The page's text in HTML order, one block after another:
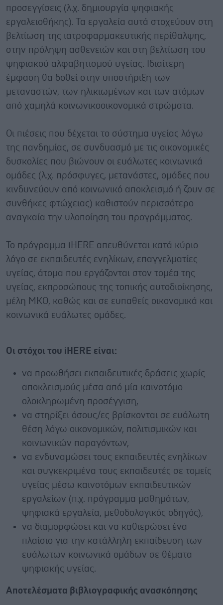
προσεγγίσεις (λ.χ. δημιουργία ψηφιακής
εργαλειοθήκης). Τα εργαλεία αυτά στοχεύουν στη
βελτίωση της ιατροφαρμακευτικής περίθαλψης,
στην πρόληψη ασθενειών και στη βελτίωση του
ψηφιακού αλφαβητισμού υγείας. Ιδιαίτερη
έμφαση θα δοθεί στην υποστήριξη των
μεταναστών, των ηλικιωμένων και των ατόμων
από χαμηλά κοινωνικοοικονομικά στρώματα.
Οι πιέσεις που δέχεται το σύστημα υγείας λόγω
της πανδημίας, σε συνδυασμό με τις οικονομικές
δυσκολίες που βιώνουν οι ευάλωτες κοινωνικά
ομάδες (λ.χ. πρόσφυγες, μετανάστες, ομάδες που
κινδυνεύουν από κοινωνικό αποκλεισμό ή ζουν σε
συνθήκες φτώχειας) καθιστούν περισσότερο
αναγκαία την υλοποίηση του προγράμματος.
Το πρόγραμμα iHERE απευθύνεται κατά κύριο
λόγο σε εκπαιδευτές ενηλίκων, επαγγελματίες
υγείας, άτομα που εργάζονται στον τομέα της
υγείας, εκπροσώπους της τοπικής αυτοδιοίκησης,
μέλη ΜΚΟ, καθώς και σε ευπαθείς οικονομικά και
κοινωνικά ευάλωτες ομάδες.
Οι στόχοι του iHERE είναι:
να προωθήσει εκπαιδευτικές δράσεις χωρίς
αποκλεισμούς μέσα από μία καινοτόμο
ολοκληρωμένη προσέγγιση,
να στηρίξει όσους/ες βρίσκονται σε ευάλωτη
θέση λόγω οικονομικών, πολιτισμικών και
κοινωνικών παραγόντων,
να ενδυναμώσει τους εκπαιδευτές ενηλίκων
και συγκεκριμένα τους εκπαιδευτές σε τομείς
υγείας μέσω καινοτόμων εκπαιδευτικών
εργαλείων (π.χ. πρόγραμμα μαθημάτων,
ψηφιακά εργαλεία, μεθοδολογικός οδηγός),
να διαμορφώσει και να καθιερώσει ένα
πλαίσιο για την κατάλληλη εκπαίδευση των
ευάλωτων κοινωνικά ομάδων σε θέματα
ψηφιακής υγείας.
Αποτελέσματα βιβλιογραφικής ανασκόπησης